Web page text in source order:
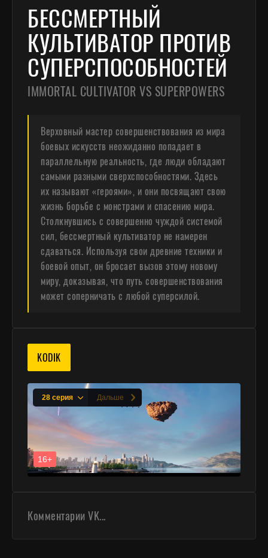
БЕССМЕРТНЫЙ
КУЛЬТИВАТОР ПРОТИВ
СУПЕРСПОСОБНОСТЕЙ
IMMORTAL CULTIVATOR VS SUPERPOWERS
Верховный мастер совершенствования из мира
боевых искусств неожиданно попадает в
параллельную реальность, где люди обладают
самыми разными сверхспособностями. Здесь
их называют «героями», и они посвящают свою
жизнь борьбе с монстрами и спасению мира.
Столкнувшись с совершенно чуждой системой
сил, бессмертный культиватор не намерен
сдаваться. Используя свои древние техники и
боевой опыт, он бросает вызов этому новому
миру, доказывая, что путь совершенствования
может соперничать с любой суперсилой.
KODIK
Комментарии VK...